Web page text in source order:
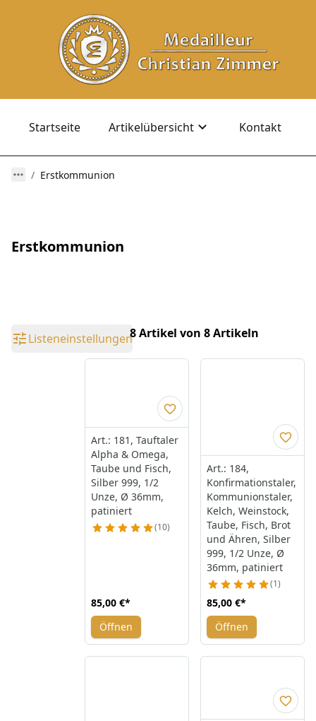
Startseite Artikelübersicht Kontakt
Erstkommunion
Erstkommunion
Listeneinstellungen8 Artikel von 8 Artikeln
Art.: 181, Tauftaler
Alpha & Omega,
Taube und Fisch,
Silber 999, 1/2
Unze, Ø 36mm,
patiniert
10
85,00 €*
Öffnen
Art.: 184,
Konfirmationstaler,
Kommunionstaler,
Kelch, Weinstock,
Taube, Fisch, Brot
und Ähren, Silber
999, 1/2 Unze, Ø
36mm, patiniert
1
85,00 €*
Öffnen